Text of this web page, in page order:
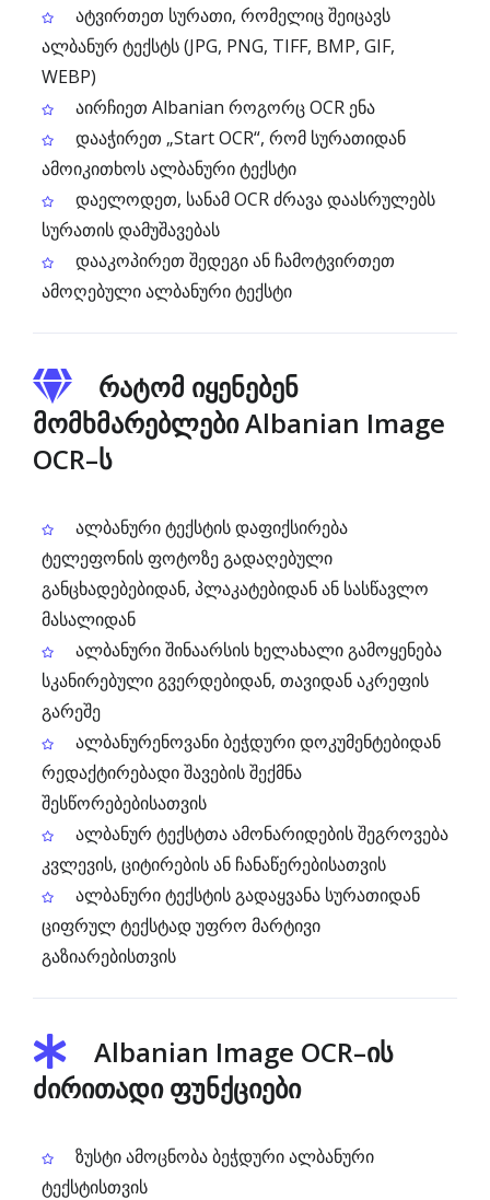
ატვირთეთ სურათი, რომელიც შეიცავს
ალბანურ ტექსტს (JPG, PNG, TIFF, BMP, GIF,
WEBP)
აირჩიეთ Albanian როგორც OCR ენა
დააჭირეთ „Start OCR“, რომ სურათიდან
ამოიკითხოს ალბანური ტექსტი
დაელოდეთ, სანამ OCR ძრავა დაასრულებს
სურათის დამუშავებას
დააკოპირეთ შედეგი ან ჩამოტვირთეთ
ამოღებული ალბანური ტექსტი
რატომ იყენებენ
მომხმარებლები Albanian Image
OCR–ს
ალბანური ტექსტის დაფიქსირება
ტელეფონის ფოტოზე გადაღებული
განცხადებებიდან, პლაკატებიდან ან სასწავლო
მასალიდან
ალბანური შინაარსის ხელახალი გამოყენება
სკანირებული გვერდებიდან, თავიდან აკრეფის
გარეშე
ალბანურენოვანი ბეჭდური დოკუმენტებიდან
რედაქტირებადი შავების შექმნა
შესწორებებისათვის
ალბანურ ტექსტთა ამონარიდების შეგროვება
კვლევის, ციტირების ან ჩანაწერებისათვის
ალბანური ტექსტის გადაყვანა სურათიდან
ციფრულ ტექსტად უფრო მარტივი
გაზიარებისთვის
Albanian Image OCR–ის
ძირითადი ფუნქციები
ზუსტი ამოცნობა ბეჭდური ალბანური
ტექსტისთვის